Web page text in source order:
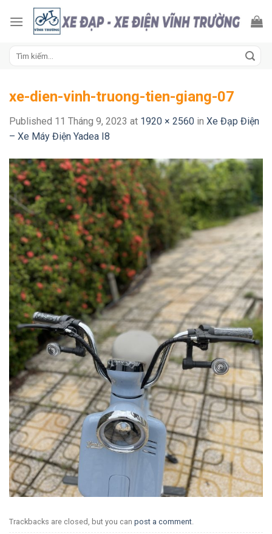
xe-dien-vinh-truong-tien-giang-07
Published 11 Tháng 9, 2023 at 1920 × 2560 in Xe Đạp Điện
– Xe Máy Điện Yadea I8
Trackbacks are closed, but you can post a comment